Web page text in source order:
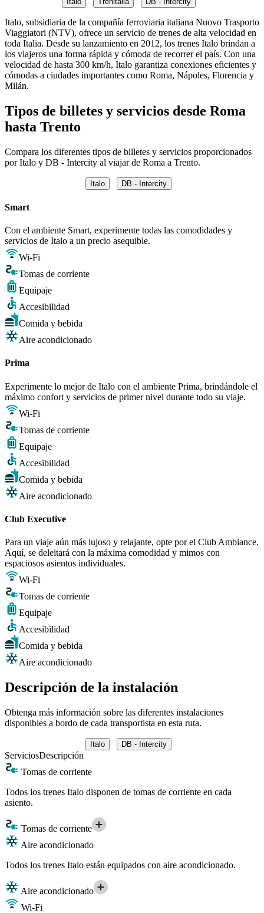
Italo, subsidiaria de la compañía ferroviaria italiana Nuovo Trasporto
Viaggiatori (NTV), ofrece un servicio de trenes de alta velocidad en
toda Italia. Desde su lanzamiento en 2012, los trenes Italo brindan a
los viajeros una forma rápida y cómoda de recorrer el país. Con una
velocidad de hasta 300 km/h, Italo garantiza conexiones eficientes y
cómodas a ciudades importantes como Roma, Nápoles, Florencia y
Milán.
Tipos de billetes y servicios desde Roma
hasta Trento
Compara los diferentes tipos de billetes y servicios proporcionados
por Italo y DB - Intercity al viajar de Roma a Trento.
Italo DB - Intercity
Smart
Con el ambiente Smart, experimente todas las comodidades y
servicios de Italo a un precio asequible.
Wi-Fi
Tomas de corriente
Equipaje
Accesibilidad
Comida y bebida
Aire acondicionado
Prima
Experimente lo mejor de Italo con el ambiente Prima, brindándole el
máximo confort y servicios de primer nivel durante todo su viaje.
Wi-Fi
Tomas de corriente
Equipaje
Accesibilidad
Comida y bebida
Aire acondicionado
Club Executive
Para un viaje aún más lujoso y relajante, opte por el Club Ambiance.
Aquí, se deleitará con la máxima comodidad y mimos con
espaciosos asientos individuales.
Wi-Fi
Tomas de corriente
Equipaje
Accesibilidad
Comida y bebida
Aire acondicionado
Descripción de la instalación
Obtenga más información sobre las diferentes instalaciones
disponibles a bordo de cada transportista en esta ruta.
Italo DB - Intercity
ServiciosDescripción
Tomas de corriente
Todos los trenes Italo disponen de tomas de corriente en cada
asiento.
Tomas de corriente
Aire acondicionado
Todos los trenes Italo están equipados con aire acondicionado.
Aire acondicionado
Wi-Fi